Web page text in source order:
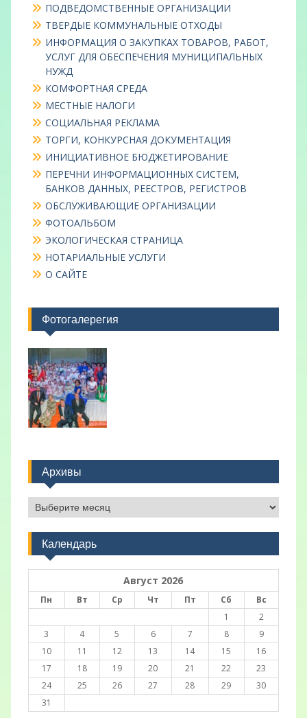
ПОДВЕДОМСТВЕННЫЕ ОРГАНИЗАЦИИ
ТВЕРДЫЕ КОММУНАЛЬНЫЕ ОТХОДЫ
ИНФОРМАЦИЯ О ЗАКУПКАХ ТОВАРОВ, РАБОТ,
УСЛУГ ДЛЯ ОБЕСПЕЧЕНИЯ МУНИЦИПАЛЬНЫХ
НУЖД
КОМФОРТНАЯ СРЕДА
МЕСТНЫЕ НАЛОГИ
СОЦИАЛЬНАЯ РЕКЛАМА
ТОРГИ, КОНКУРСНАЯ ДОКУМЕНТАЦИЯ
ИНИЦИАТИВНОЕ БЮДЖЕТИРОВАНИЕ
ПЕРЕЧНИ ИНФОРМАЦИОННЫХ СИСТЕМ,
БАНКОВ ДАННЫХ, РЕЕСТРОВ, РЕГИСТРОВ
ОБСЛУЖИВАЮЩИЕ ОРГАНИЗАЦИИ
ФОТОАЛЬБОМ
ЭКОЛОГИЧЕСКАЯ СТРАНИЦА
НОТАРИАЛЬНЫЕ УСЛУГИ
О САЙТЕ
Фотогалерегия
Архивы
Архивы
Календарь
Август 2026
Пн Вт Ср Чт Пт Сб
Вс
1
2
3
4 5 6 7 8
9
10
11 12 13 14 15
16
17
18 19 20 21 22
23
24
25 26 27 28 29
30
31